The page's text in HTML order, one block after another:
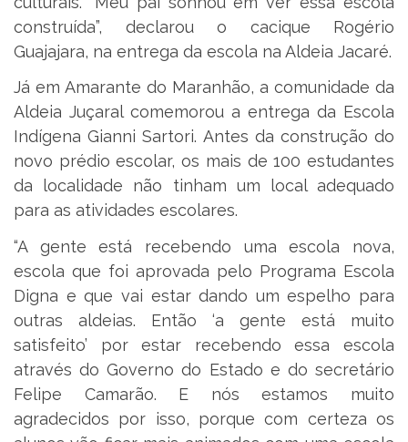
construída”, declarou o cacique Rogério
Guajajara, na entrega da escola na Aldeia Jacaré.
Já em Amarante do Maranhão, a comunidade da
Aldeia Juçaral comemorou a entrega da Escola
Indígena Gianni Sartori. Antes da construção do
novo prédio escolar, os mais de 100 estudantes
da localidade não tinham um local adequado
para as atividades escolares.
“A gente está recebendo uma escola nova,
escola que foi aprovada pelo Programa Escola
Digna e que vai estar dando um espelho para
outras aldeias. Então ‘a gente está muito
satisfeito’ por estar recebendo essa escola
através do Governo do Estado e do secretário
Felipe Camarão. E nós estamos muito
agradecidos por isso, porque com certeza os